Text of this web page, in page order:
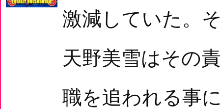
激減していた。
天野美雪はその
職を追われる事